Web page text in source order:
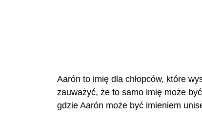
Aarón to imię dla chłopców, które
zauważyć, że to samo imię może
gdzie Aarón może być imieniem